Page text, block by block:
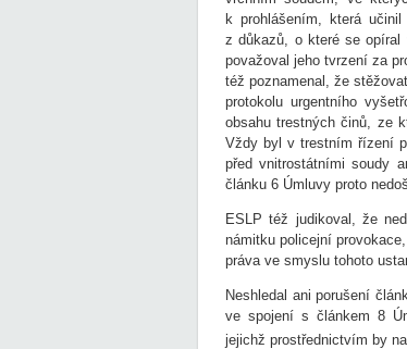
k prohlášením, která
z důkazů, o které se opíral
považoval jeho tvrzení za
též poznamenal, že
protokolu urgentního
obsahu trestných činů, ze
Vždy byl v trestním řízení
před vnitrostátními soudy
článku 6 Úmluvy proto
ESLP též judikoval, že
námitku policejní
práva ve smyslu tohoto
Neshledal ani porušení
ve spojení s článkem 8
jejichž prostřednictvím by